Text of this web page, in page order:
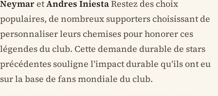
Neymar etAndres IniestaRestez des choix
populaires, de nombreux supporters choisissant de
personnaliser leurs chemises pour honorer ces
légendes du club. Cette demande durable de stars
précédentes souligne l’impact durable qu’ils ont eu
sur la base de fans mondiale du club.